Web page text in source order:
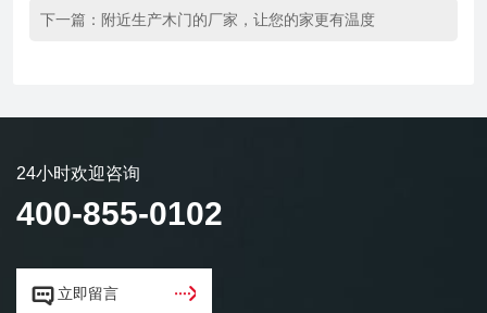
下一篇： 附近生产木门的厂家，让您的家更有温度
24小时欢迎咨询
400-855-0102
 立即留言 